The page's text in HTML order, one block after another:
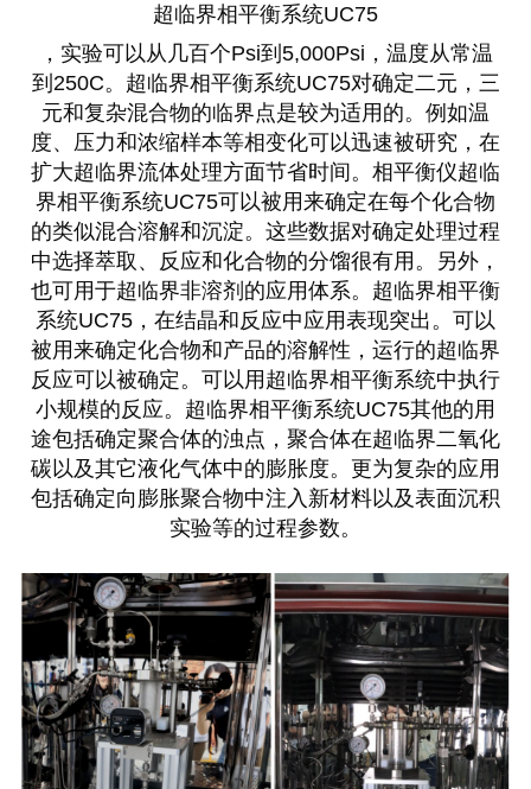
超临界相平衡系统UC75
，实验可以从几百个Psi到5,000Psi，温度从常温
到250C。超临界相平衡系统UC75对确定二元，三
元和复杂混合物的临界点是较为适用的。例如温
度、压力和浓缩样本等相变化可以迅速被研究，在
扩大超临界流体处理方面节省时间。相平衡仪超临
界相平衡系统UC75可以被用来确定在每个化合物
的类似混合溶解和沉淀。这些数据对确定处理过程
中选择萃取、反应和化合物的分馏很有用。另外，
也可用于超临界非溶剂的应用体系。超临界相平衡
系统UC75，在结晶和反应中应用表现突出。可以
被用来确定化合物和产品的溶解性，运行的超临界
反应可以被确定。可以用超临界相平衡系统中执行
小规模的反应。超临界相平衡系统UC75其他的用
途包括确定聚合体的浊点，聚合体在超临界二氧化
碳以及其它液化气体中的膨胀度。更为复杂的应用
包括确定向膨胀聚合物中注入新材料以及表面沉积
实验等的过程参数。